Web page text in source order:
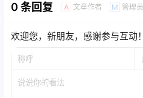
0 条回复 A 文章作者 M 管理员
欢迎您，新朋友，感谢参与互动！